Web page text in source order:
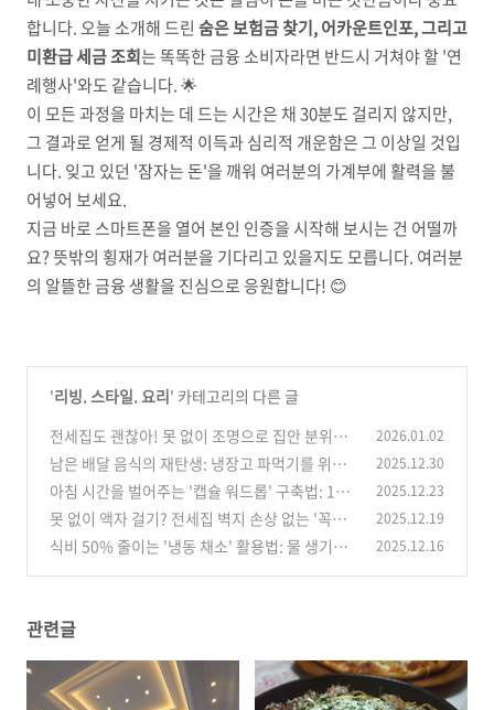
합니다. 오늘 소개해 드린 숨은 보험금 찾기, 어카운트인포, 그리고
미환급 세금 조회는 똑똑한 금융 소비자라면 반드시 거쳐야 할 '연
례행사'와도 같습니다. 🌟
이 모든 과정을 마치는 데 드는 시간은 채 30분도 걸리지 않지만,
그 결과로 얻게 될 경제적 이득과 심리적 개운함은 그 이상일 것입
니다. 잊고 있던 '잠자는 돈'을 깨워 여러분의 가계부에 활력을 불
어넣어 보세요.
지금 바로 스마트폰을 열어 본인 인증을 시작해 보시는 건 어떨까
요? 뜻밖의 횡재가 여러분을 기다리고 있을지도 모릅니다. 여러분
의 알뜰한 금융 생활을 진심으로 응원합니다! 😊
'리빙. 스타일. 요리' 카테고리의 다른 글
전세집도 괜찮아! 못 없이 조명으로 집안 분위기
를 180도 바꾸는 '레이어드 조명' 기법
(0)
2026.01.02
남은 배달 음식의 재탄생: 냉장고 파먹기를 위한
'고퀄리티 리메이크' 레시피 5가지 (1)
2025.12.30
아침 시간을 벌어주는 '캡슐 워드롭' 구축법: 10
가지 아이템으로 30가지 출근룩 완성하기
(1)
2025.12.23
못 없이 액자 걸기? 전세집 벽지 손상 없는 '꼭꼬
핀 vs 블루택' 실사용 비교 및 하중 테스트 (0)
2025.12.19
식비 50% 줄이는 '냉동 채소' 활용법: 물 생기지
2025.12.16
관련글